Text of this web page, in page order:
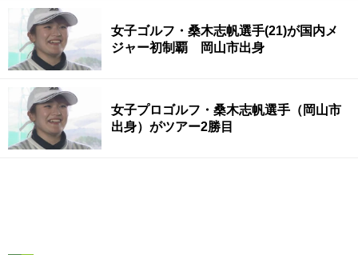
女子ゴルフ・桑木志帆選手(21)が国内メ
ジャー初制覇 岡山市出身
女子プロゴルフ・桑木志帆選手（岡山市
出身）がツアー2勝目